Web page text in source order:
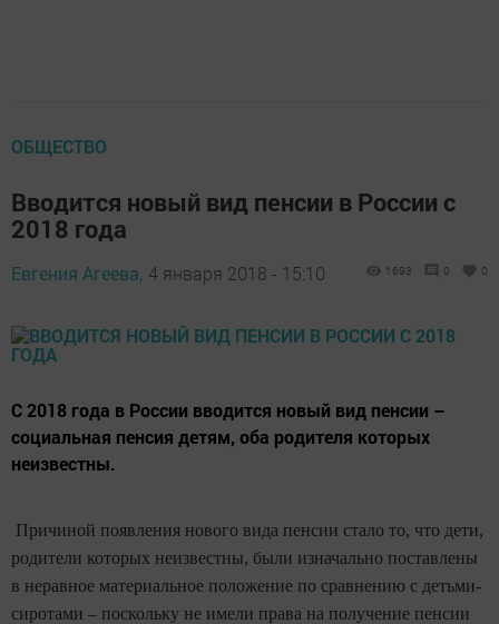
ОБЩЕСТВО
Вводится новый вид пенсии в России с
2018 года
Евгения Агеева, 4 января 2018 - 15:10 1693 0 0
С 2018 года в России вводится новый вид пенсии –
социальная пенсия детям, оба родителя которых
неизвестны.
Причиной появления нового вида пенсии стало то, что дети,
родители которых неизвестны, были изначально поставлены
в неравное материальное положение по сравнению с детьми-
сиротами – поскольку не имели права на получение пенсии